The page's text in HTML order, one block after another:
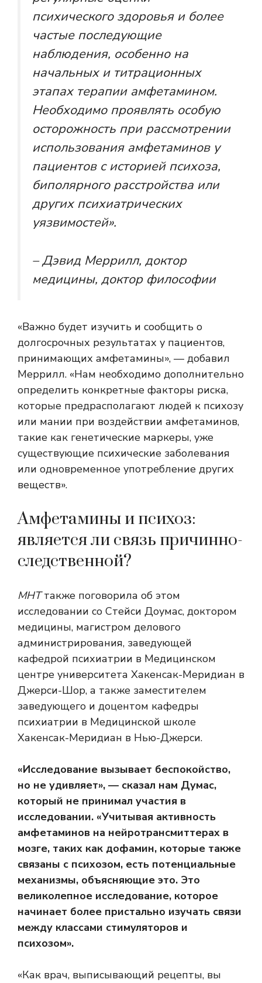
психического здоровья и более
частые последующие
наблюдения, особенно на
начальных и титрационных
этапах терапии амфетамином.
Необходимо проявлять особую
осторожность при рассмотрении
использования амфетаминов у
пациентов с историей психоза,
биполярного расстройства или
других психиатрических
уязвимостей».
– Дэвид Меррилл, доктор
медицины, доктор философии
«Важно будет изучить и сообщить о
долгосрочных результатах у пациентов,
принимающих амфетамины», — добавил
Меррилл. «Нам необходимо дополнительно
определить конкретные факторы риска,
которые предрасполагают людей к психозу
или мании при воздействии амфетаминов,
такие как генетические маркеры, уже
существующие психические заболевания
или одновременное употребление других
веществ».
Амфетамины и психоз:
является ли связь причинно-
следственной?
МНТтакже поговорила об этом
исследовании со Стейси Доумас, доктором
медицины, магистром делового
администрирования, заведующей
кафедрой психиатрии в Медицинском
центре университета Хакенсак-Меридиан в
Джерси-Шор, а также заместителем
заведующего и доцентом кафедры
психиатрии в Медицинской школе
Хакенсак-Меридиан в Нью-Джерси.
«Исследование вызывает беспокойство,
но не удивляет», — сказал нам Думас,
который не принимал участия в
исследовании. «Учитывая активность
амфетаминов на нейротрансмиттерах в
мозге, таких как дофамин, которые также
связаны с психозом, есть потенциальные
механизмы, объясняющие это. Это
великолепное исследование, которое
начинает более пристально изучать связи
между классами стимуляторов и
психозом».
«Как врач, выписывающий рецепты, вы